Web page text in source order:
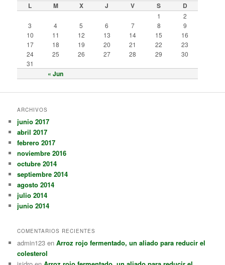
L M X J V S D
« Jun
1
2
3
4 5 6 7 8
9
10
11 12 13 14 15
16
17
18 19 20 21 22
23
24
25 26 27 28 29
30
31
ARCHIVOS
junio 2017
abril 2017
febrero 2017
noviembre 2016
octubre 2014
septiembre 2014
agosto 2014
julio 2014
junio 2014
COMENTARIOS RECIENTES
admin123 enArroz rojo fermentado, un aliado para reducir el
colesterol